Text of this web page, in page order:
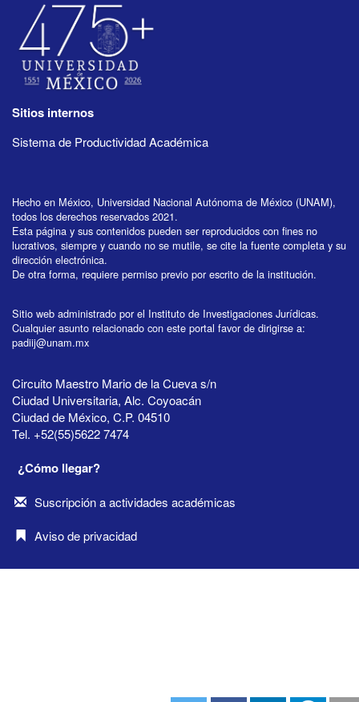
Sitios internos
Sistema de Productividad Académica
Hecho en México, Universidad Nacional Autónoma de México (UNAM),
todos los derechos reservados 2021.
Esta página y sus contenidos pueden ser reproducidos con fines no
lucrativos, siempre y cuando no se mutile, se cite la fuente completa y su
dirección electrónica.
De otra forma, requiere permiso previo por escrito de la institución.
Sitio web administrado por el Instituto de Investigaciones Jurídicas.
Cualquier asunto relacionado con este portal favor de dirigirse a:
padiij@unam.mx
Circuito Maestro Mario de la Cueva s/n
Ciudad Universitaria, Alc. Coyoacán
Ciudad de México, C.P. 04510
Tel. +52(55)5622 7474
¿Cómo llegar?
Suscripción a actividades académicas
Aviso de privacidad